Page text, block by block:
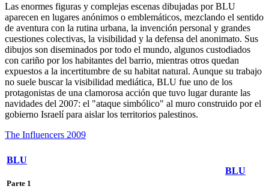
Las enormes figuras y complejas escenas dibujadas por BLU
aparecen en lugares anónimos o emblemáticos, mezclando el sentido
de aventura con la rutina urbana, la invención personal y grandes
cuestiones colectivas, la visibilidad y la defensa del anonimato. Sus
dibujos son diseminados por todo el mundo, algunos custodiados
con cariño por los habitantes del barrio, mientras otros quedan
expuestos a la incertitumbre de su habitat natural. Aunque su trabajo
no suele buscar la visibilidad mediática, BLU fue uno de los
protagonistas de una clamorosa acción que tuvo lugar durante las
navidades del 2007: el "ataque simbólico" al muro construido por el
gobierno Israelí para aislar los territorios palestinos.
The Influencers 2009
BLU
Parte 1
BLU